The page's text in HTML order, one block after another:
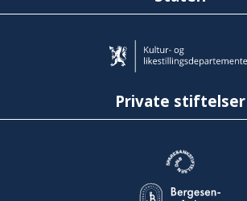
Private stiftelser